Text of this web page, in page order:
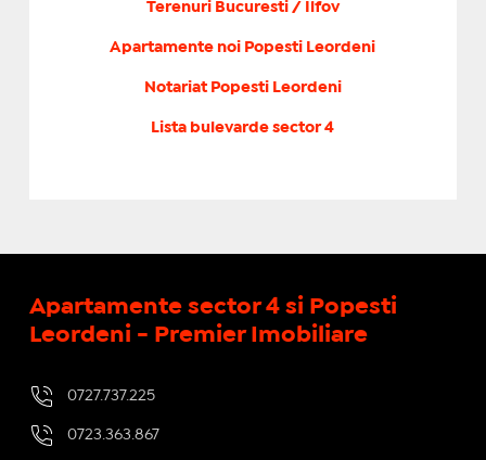
Terenuri Bucuresti / Ilfov
Apartamente noi Popesti Leordeni
Notariat Popesti Leordeni
Lista bulevarde sector 4
Apartamente sector 4 si Popesti
Leordeni - Premier Imobiliare
0727.737.225
0723.363.867